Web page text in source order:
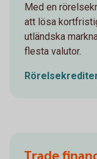
Med en
att lösa
utländska
flesta valutor.